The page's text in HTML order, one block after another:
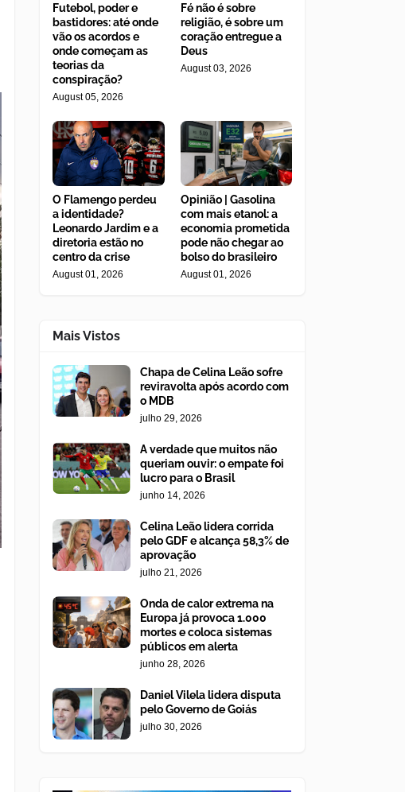
Futebol, poder e
bastidores: até onde
vão os acordos e
onde começam as
teorias da
conspiração?
August 05, 2026
Fé não é sobre
religião, é sobre um
coração entregue a
Deus
August 03, 2026
O Flamengo perdeu
a identidade?
Leonardo Jardim e a
diretoria estão no
centro da crise
August 01, 2026
Opinião | Gasolina
com mais etanol: a
economia prometida
pode não chegar ao
bolso do brasileiro
August 01, 2026
Mais Vistos
Chapa de Celina Leão sofre
reviravolta após acordo com
o MDB
julho 29, 2026
A verdade que muitos não
queriam ouvir: o empate foi
lucro para o Brasil
junho 14, 2026
Celina Leão lidera corrida
pelo GDF e alcança 58,3% de
aprovação
julho 21, 2026
Onda de calor extrema na
Europa já provoca 1.000
mortes e coloca sistemas
públicos em alerta
junho 28, 2026
Daniel Vilela lidera disputa
pelo Governo de Goiás
julho 30, 2026